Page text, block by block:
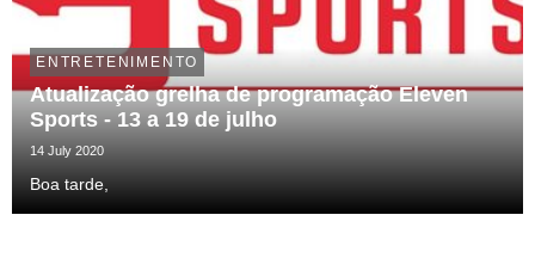
ENTRETENIMENTO
Atualização grelha de programação Eleven
Sports - 13 a 19 de julho
14 July 2020
Boa tarde,